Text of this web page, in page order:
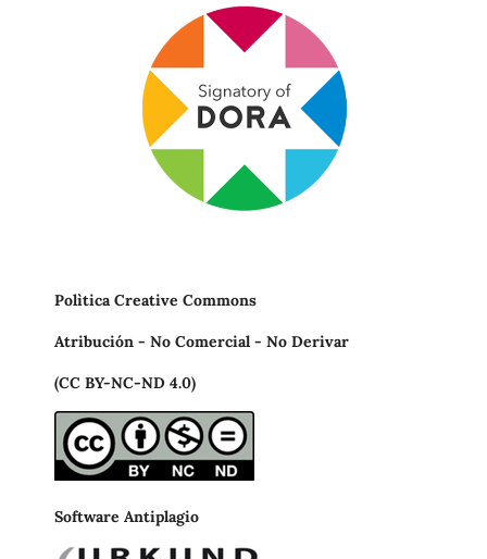
Polìtica Creative Commons
Atribución - No Comercial - No Derivar
(CC BY-NC-ND 4.0)
Software Antiplagio